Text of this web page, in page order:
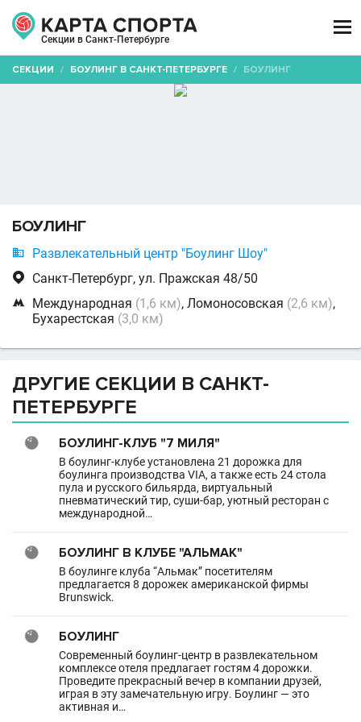
Секции в Санкт-Петербурге

СЕКЦИИ / БОУЛИНГ В САНКТ-ПЕТЕРБУРГЕ / БОУЛИНГ
БОУЛИНГ
 Развлекательный центр "Боулинг Шоу"
 Санкт-Петербург, ул. Пражская 48/50
 Международная (1,6 км), Ломоносовская (2,6 км),
Бухарестская (3,0 км)
ДРУГИЕ СЕКЦИИ В САНКТ-
ПЕТЕРБУРГЕ
БОУЛИНГ-КЛУБ "7 МИЛЯ"
В боулинг-клубе установлена 21 дорожка для
боулинга производства VIA, а также есть 24 стола
пула и русского бильярда, виртуальный
пневматический тир, суши-бар, уютный ресторан с
международной…
БОУЛИНГ В КЛУБЕ "АЛЬМАК"
В боулинге клуба “Альмак” посетителям
предлагается 8 дорожек американской фирмы
Brunswick.
БОУЛИНГ
Современный боулинг-центр в развлекательном
комплексе отеля предлагает гостям 4 дорожки.
Проведите прекрасный вечер в компании друзей,
играя в эту замечательную игру. Боулинг — это
активная и…